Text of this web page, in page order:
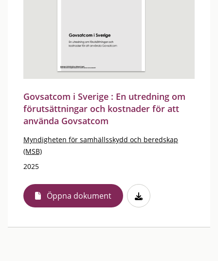
Govsatcom i Sverige : En utredning om
förutsättningar och kostnader för att
använda Govsatcom
Myndigheten för samhällsskydd och beredskap
(MSB)
2025
Öppna dokument